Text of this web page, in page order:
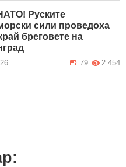
Руските
сили проведоха
бреговете на
2 454
79